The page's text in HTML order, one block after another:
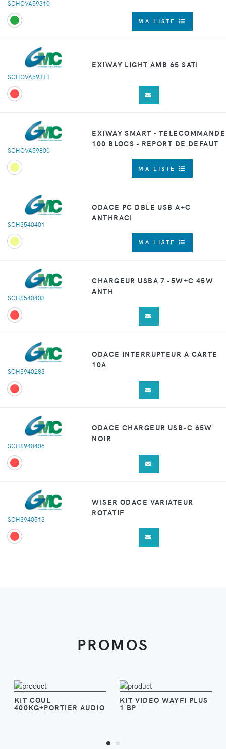
SCHOVA59310
MA LISTE
SCHOVA59311
EXIWAY LIGHT AMB 65 SATI
SCHOVA59800
EXIWAY SMART - TELECOMMANDE
100 BLOCS - REPORT DE DEFAUT
MA LISTE
SCHS540401
ODACE PC DBLE USB A+C
ANTHRACI
MA LISTE
SCHS540403
CHARGEUR USBA 7 -5W+C 45W
ANTH
SCHS940283
ODACE INTERRUPTEUR A CARTE
10A
SCHS940406
ODACE CHARGEUR USB-C 65W
NOIR
SCHS940513
WISER ODACE VARIATEUR
ROTATIF
PROMOS
KIT COUL
400KG+PORTIER AUDIO
KIT VIDEO WAYFI PLUS
1 BP